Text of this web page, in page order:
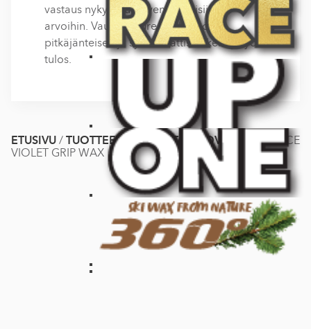
vastaus nykysukupolven tarpeisiin ja
arvoihin. Vauhdin Pure mallisto on
pitkäjänteisen ja systemaattisen kehitystyön
tulos.
ETUSIVU / TUOTTEET/ VOITEET/ PITOVOITEET/RACE
VIOLET GRIP WAX